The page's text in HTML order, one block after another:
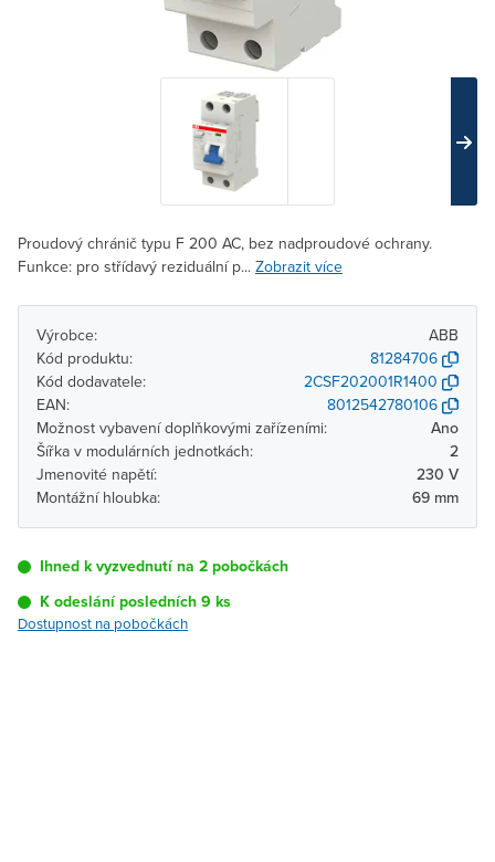
Proudový chránič typu F 200 AC, bez nadproudové ochrany.
Funkce: pro střídavý reziduální p... Zobrazit více
Výrobce:
ABB
Kód produktu:
81284706
Kód dodavatele:
2CSF202001R1400
EAN:
8012542780106
Možnost vybavení doplňkovými zařízeními:
Ano
Šířka v modulárních jednotkách:
2
Jmenovité napětí:
230 V
Montážní hloubka:
69 mm
Ihned k vyzvednutí na 2 pobočkách
K odeslání posledních 9 ks
Dostupnost na pobočkách